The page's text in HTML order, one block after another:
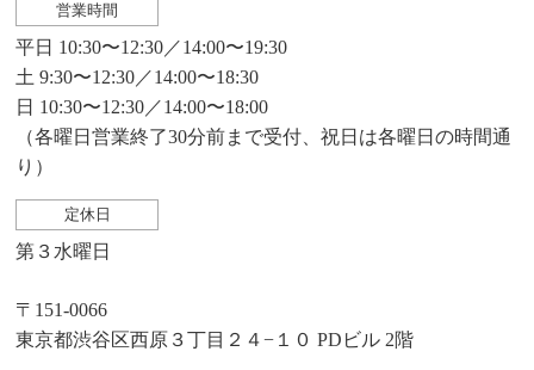
営業時間
平日 10:30〜12:30／14:00〜19:30
土 9:30〜12:30／14:00〜18:30
日 10:30〜12:30／14:00〜18:00
（各曜日営業終了30分前まで受付、祝日は各曜日の時間通
り）
定休日
第３水曜日
〒151-0066
東京都渋谷区西原３丁目２４−１０ PDビル 2階